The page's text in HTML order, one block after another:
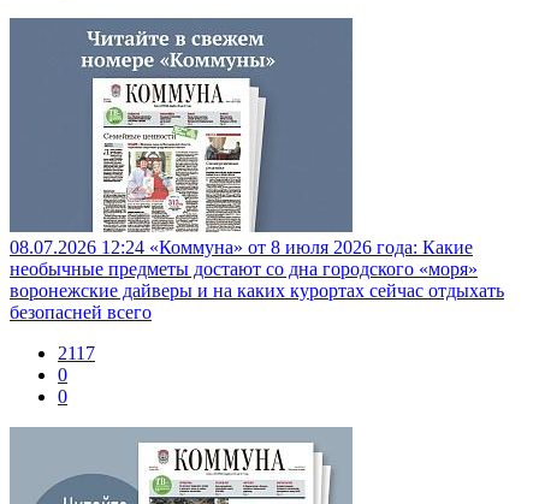
08.07.2026 12:24 «Коммуна» от 8 июля 2026 года: Какие
необычные предметы достают со дна городского «моря»
воронежские дайверы и на каких курортах сейчас отдыхать
безопасней всего
2117
0
0